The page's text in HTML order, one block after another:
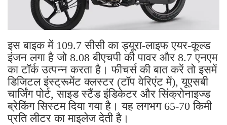
इस बाइक में 109.7 सीसी का ड्यूरा-लाइफ एयर-कूल्ड
इंजन लगा है जो 8.08 बीएचपी की पावर और 8.7 एनएम
का टॉर्क उत्पन्न करता है। फीचर्स की बात करें तो इसमें
डिजिटल इंस्ट्रूमेंट क्लस्टर (टॉप वेरिएंट में), यूएसबी
चार्जिंग पोर्ट, साइड स्टैंड इंडिकेटर और सिंक्रोनाइज्ड
ब्रेकिंग सिस्टम दिया गया है। यह लगभग 65-70 किमी
प्रति लीटर का माइलेज देती है।